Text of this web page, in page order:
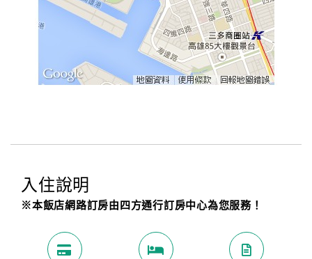
入住說明
※本飯店網路訂房由四方通行訂房中心為您服務！